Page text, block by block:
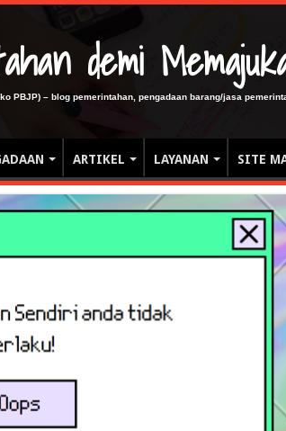
demi
PBJP) – blog pemerintahan, pengadaan barang/jasa
ARTIKEL LAYANAN SITE